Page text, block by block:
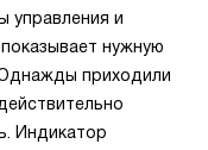
управления и
нужную
приходили
Индикатор